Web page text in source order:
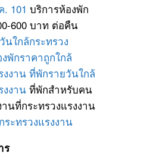
101 บริการห้องพัก
600 บาท ต่อคืน
นใกล้กระทรวง
พักราคาถูกใกล้
งงาน ที่พักรายวันใกล้
งงานที่พักสำหรับคน
นที่กระทรวงแรงงาน
ระทรวงแรงงาน
ร